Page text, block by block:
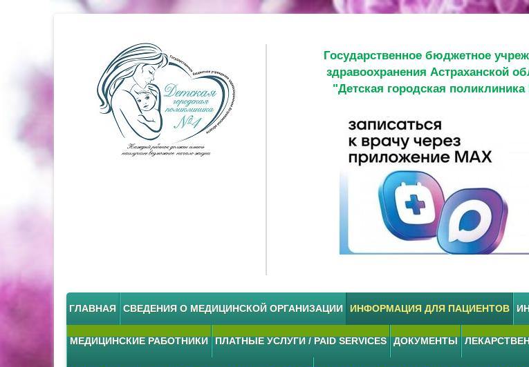
Государственное бюджетное
здравоохранения Астраханской
"Детская городская
ГЛАВНАЯ СВЕДЕНИЯ О МЕДИЦИНСКОЙ ОРГАНИЗАЦИИ ИНФОРМАЦИЯ ДЛЯ ПАЦИЕНТОВ
МЕДИЦИНСКИЕ РАБОТНИКИ ПЛАТНЫЕ УСЛУГИ / PAID SERVICES ДОКУМЕНТЫ